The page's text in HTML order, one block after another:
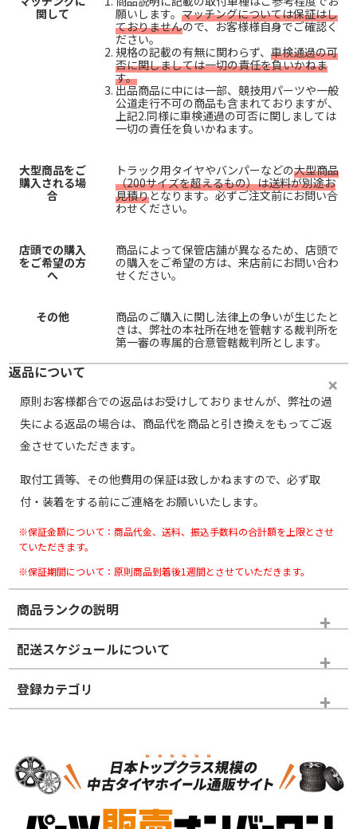
関して
願いします。 マッチングについては保証はし
ておりませんので、お客様様自身でご確認く
ださい。
規格の記載の有無に関わらず、 車検通過の可
否に関しましては一切の責任を負いかねま
す。
出品商品に中には一部、競技用パーツや一般
公道走行不可の商品も含まれておりますが、
上記2.同様に車検通過の可否に関しましては
一切の責任を負いかねます。
大型商品をご
購入される場
合
トラック用タイヤやバンパーなどの大型商品
（200サイズを超えるもの）は送料が別途お
見積りとなります。必ずご注文前にお問い合
わせください。
店頭での購入
をご希望の方
へ
商品によって保管店舗が異なるため、店頭で
の購入をご希望の方は、来店前にお問い合わ
せください。
その他
商品のご購入に関し法律上の争いが生じたと
きは、弊社の本社所在地を管轄する裁判所を
第一審の専属的合意管轄裁判所とします。
返品について
原則お客様都合での返品はお受けしておりませんが、弊社の過
失による返品の場合は、商品代を商品と引き換えをもってご返
金させていただきます。
取付工賃等、その他費用の保証は致しかねますので、必ず取
付・装着をする前にご連絡をお願いいたします。
※保証金額について：商品代金、送料、振込手数料の合計額を上限とさせ
ていただきます。
※保証期間について：原則商品到着後1週間とさせていただきます。
商品ランクの説明
※商品ランクは出品者の主観により判断しておりますので、あら
かじめご了承ください。
ホイールランク
S
品）
S
新車外し品（新古
付き
配送スケジュールについて
登録カテゴリ
スタッドレスタイヤホイールセット